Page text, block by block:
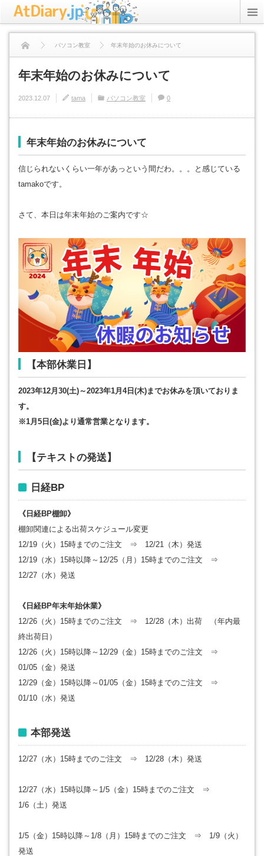
パソコン教室 年末年始のお休みについて
年末年始のお休みについて
2023.12.07 tama パソコン教室 0
年末年始のお休みについて
信じられないくらい一年があっという間だわ。。。と感じている
tamakoです。
さて、本日は年末年始のご案内です☆
【本部休業日】
2023年12月30(土)～2023年1月4日(木)までお休みを頂いておりま
す。
※1月5日(金)より通常営業となります。
【テキストの発送】
日経BP
《日経BP棚卸》
棚卸関連による出荷スケジュール変更
12/19（火）15時までのご注文 ⇒ 12/21（木）発送
12/19（水）15時以降～12/25（月）15時までのご注文 ⇒
12/27（水）発送
《日経BP年末年始休業》
12/26（火）15時までのご注文 ⇒ 12/28（木）出荷 （年内最
終出荷日）
12/26（火）15時以降～12/29（金）15時までのご注文 ⇒
01/05（金）発送
12/29（金）15時以降～01/05（金）15時までのご注文 ⇒
01/10（水）発送
本部発送
12/27（水）15時までのご注文 ⇒ 12/28（木）発送
12/27（水）15時以降～1/5（金）15時までのご注文 ⇒
1/6（土）発送
1/5（金）15時以降～1/8（月）15時までのご注文 ⇒ 1/9（火）
発送
StudyPC.NET
資格アリーナ
プライバシーポリシー